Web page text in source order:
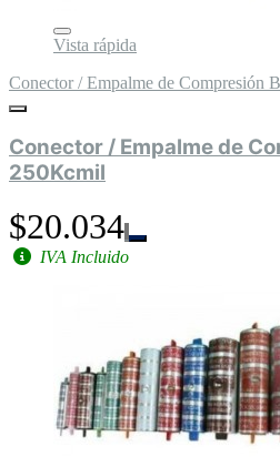
Vista rápida
Conector / Empalme de Compresión
Conector / Empalme de
250Kcmil
$20.034
IVA Incluido